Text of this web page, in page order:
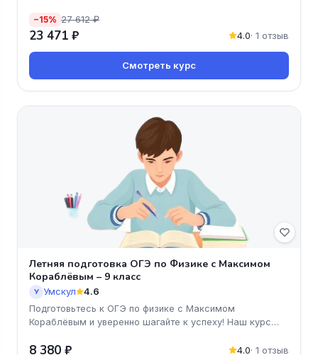
−15% 27 612 ₽
23 471 ₽ 4.0· 1 отзыв
Смотреть курс
Летняя подготовка ОГЭ по Физике с Максимом
Кораблёвым – 9 класс
У Умскул 4.6
Подготовьтесь к ОГЭ по физике с Максимом
Кораблёвым и уверенно шагайте к успеху! Наш курс
8 380 ₽ 4.0· 1 отзыв